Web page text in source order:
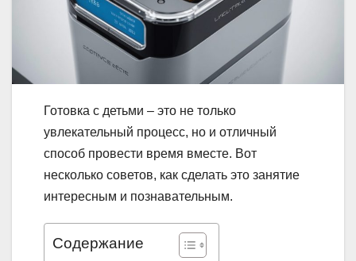
Готовка с детьми – это не только
увлекательный процесс, но и отличный
способ провести время вместе. Вот
несколько советов, как сделать это занятие
интересным и познавательным.
Содержание